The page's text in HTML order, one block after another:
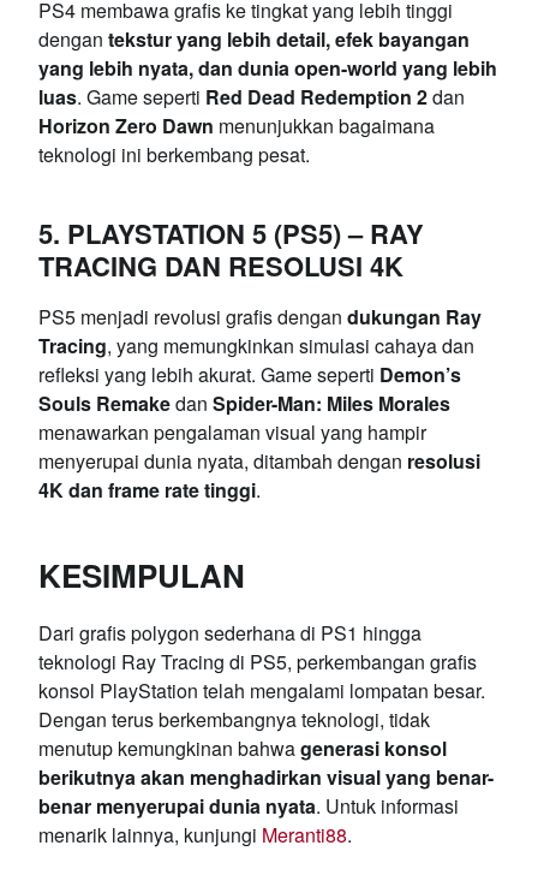
PS4 membawa grafis ke tingkat yang lebih tinggi
dengan tekstur yang lebih detail, efek bayangan
yang lebih nyata, dan dunia open-world yang lebih
luas. Game seperti Red Dead Redemption 2dan
Horizon Zero Dawn menunjukkan bagaimana
teknologi ini berkembang pesat.
5. PLAYSTATION 5 (PS5) – RAY
TRACING DAN RESOLUSI 4K
PS5 menjadi revolusi grafis dengan dukungan Ray
Tracing, yang memungkinkan simulasi cahaya dan
refleksi yang lebih akurat. Game seperti Demon’s
Souls Remakedan Spider-Man: Miles Morales
menawarkan pengalaman visual yang hampir
menyerupai dunia nyata, ditambah dengan resolusi
4K dan frame rate tinggi.
KESIMPULAN
Dari grafis polygon sederhana di PS1 hingga
teknologi Ray Tracing di PS5, perkembangan grafis
konsol PlayStation telah mengalami lompatan besar.
Dengan terus berkembangnya teknologi, tidak
menutup kemungkinan bahwagenerasi konsol
berikutnya akan menghadirkan visual yang benar-
benar menyerupai dunia nyata. Untuk informasi
menarik lainnya, kunjungi Meranti88.